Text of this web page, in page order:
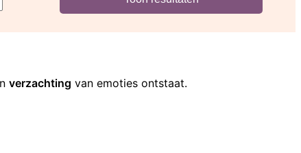
verzachting van emoties ontstaat.